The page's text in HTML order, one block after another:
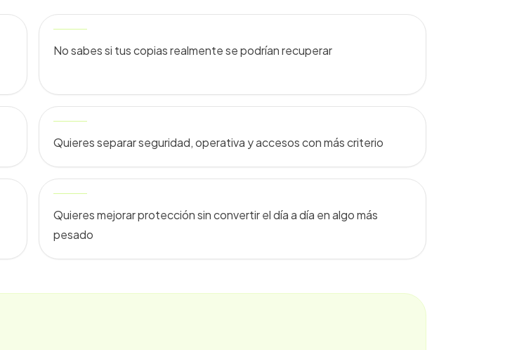
No sabes si tus copias realmente se podrían recuperar
Quieres separar seguridad, operativa y accesos con más criterio
Quieres mejorar protección sin convertir el día a día en algo más
pesado